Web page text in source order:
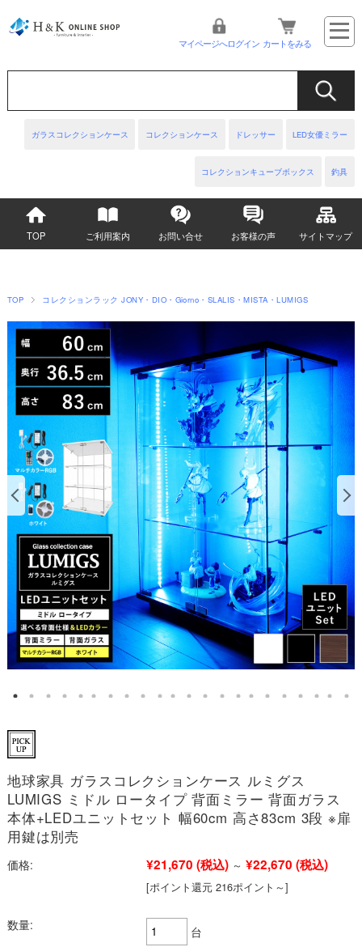
ガラスコレクションケース コレクションケース ドレッサー LED女優ミラー
コレクションキューブボックス 釣具
マイページへログイン カートをみる
TOP ご利用案内 お問い合せ お客様の声 サイトマップ
TOP コレクションラック JONY・DIO・Giorno・SLALIS・MISTA・LUMIGS
地球家具 ガラスコレクションケース ルミグス
LUMIGS ミドル ロータイプ 背面ミラー 背面ガラス
本体+LEDユニットセット 幅60cm 高さ83cm 3段 ※扉
用鍵は別売
価格: ¥21,670 (税込) ～ ¥22,670 (税込)
[ポイント還元 216ポイント～]
数量: 台